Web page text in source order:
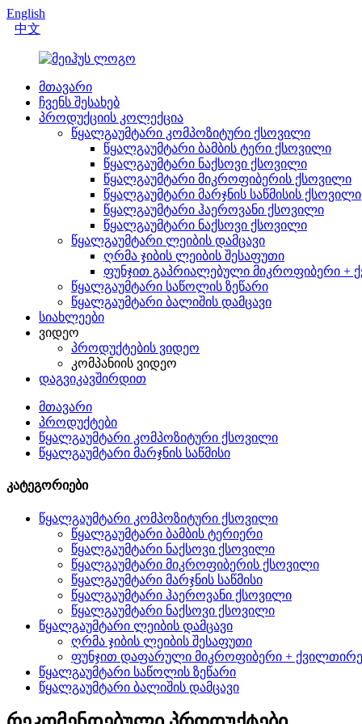
English
中文
მთავარი
ჩვენს შესახებ
პროდუქციის კოლექცია
წყალგაუმტარი კომპოზიტური ქსოვილი
წყალგაუმტარი ბამბის ტერი ქსოვილი
წყალგაუმტარი ნაქსოვი ქსოვილი
წყალგაუმტარი მიკროფიბერის ქსოვილი
წყალგაუმტარი მარჯნის საწმისის ქსოვილი
წყალგაუმტარი ჰაეროვანი ქსოვილი
წყალგაუმტარი ნაქსოვი ქსოვილი
წყალგაუმტარი ლეიბის დამცავი
ღრმა ჯიბის ლეიბის შესაფუთი
ფუნჯით გაპრიალებული მიკროფიბერი +
წყალგაუმტარი საწოლის ზეწარი
წყალგაუმტარი ბალიშის დამცავი
სიახლეები
ვიდეო
პროდუქტების ვიდეო
კომპანიის ვიდეო
დაგვიკავშირდით
მთავარი
პროდუქტები
წყალგაუმტარი კომპოზიტური ქსოვილი
წყალგაუმტარი მარჯნის საწმისი
კატეგორიები
წყალგაუმტარი კომპოზიტური ქსოვილი
წყალგაუმტარი ბამბის ტერიერი
წყალგაუმტარი ნაქსოვი ქსოვილი
წყალგაუმტარი მიკროფიბერის ქსოვილი
წყალგაუმტარი მარჯნის საწმისი
წყალგაუმტარი ჰაეროვანი ქსოვილი
წყალგაუმტარი ნაქსოვი ქსოვილი
წყალგაუმტარი ლეიბის დამცავი
ღრმა ჯიბის ლეიბის შესაფუთი
ფუნჯით დაფარული მიკროფიბერი +
წყალგაუმტარი საწოლის ზეწარი
წყალგაუმტარი ბალიშის დამცავი